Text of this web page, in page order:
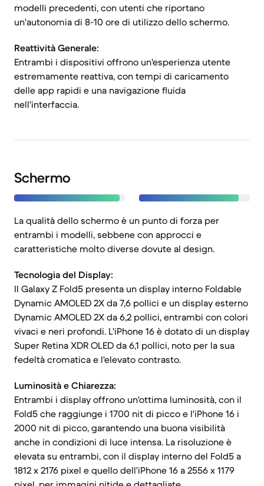
modelli precedenti, con utenti che riportano
un'autonomia di 8-10 ore di utilizzo dello schermo.
Reattività Generale:
Entrambi i dispositivi offrono un'esperienza utente
estremamente reattiva, con tempi di caricamento
delle app rapidi e una navigazione fluida
nell'interfaccia.
Schermo
La qualità dello schermo è un punto di forza per
entrambi i modelli, sebbene con approcci e
caratteristiche molto diverse dovute al design.
Tecnologia del Display:
Il Galaxy Z Fold5 presenta un display interno Foldable
Dynamic AMOLED 2X da 7,6 pollici e un display esterno
Dynamic AMOLED 2X da 6,2 pollici, entrambi con colori
vivaci e neri profondi. L'iPhone 16 è dotato di un display
Super Retina XDR OLED da 6,1 pollici, noto per la sua
fedeltà cromatica e l'elevato contrasto.
Luminosità e Chiarezza:
Entrambi i display offrono un'ottima luminosità, con il
Fold5 che raggiunge i 1700 nit di picco e l'iPhone 16 i
2000 nit di picco, garantendo una buona visibilità
anche in condizioni di luce intensa. La risoluzione è
elevata su entrambi, con il display interno del Fold5 a
1812 x 2176 pixel e quello dell'iPhone 16 a 2556 x 1179